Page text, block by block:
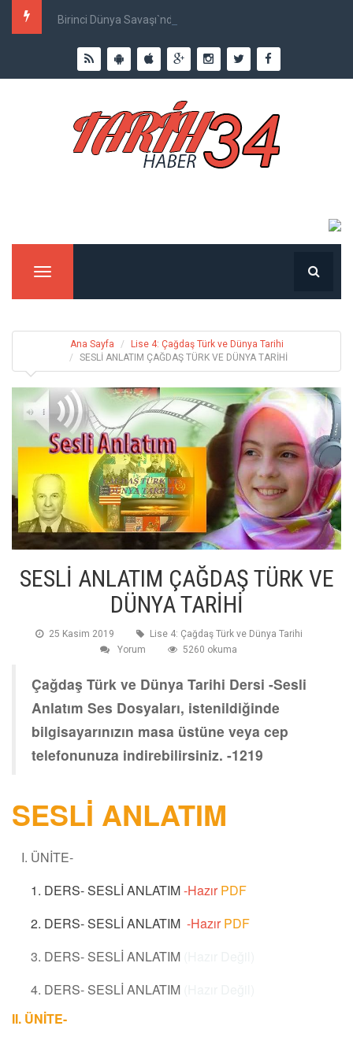
Birinci Dünya Savaşı`nda Ne Kadar İnsan Öldü?
Menu
Ana Sayfa
Lise 4: Çağdaş Türk ve Dünya Tarihi
SESLİ ANLATIM ÇAĞDAŞ TÜRK VE DÜNYA TARİHİ
SESLİ ANLATIM ÇAĞDAŞ TÜRK VE
DÜNYA TARİHİ
25 Kasim 2019
Lise 4: Çağdaş Türk ve Dünya Tarihi
Yorum
5260 okuma
Çağdaş Türk ve Dünya Tarihi Dersi -Sesli
Anlatım Ses Dosyaları, istenildiğinde
bilgisayarınızın masa üstüne veya cep
telefonunuza indirebilirsiniz. -1219
SESLİ ANLATIM
I. ÜNİTE-
1. DERS- SESLİ ANLATIM-HazırPDF
2. DERS- SESLİ ANLATIM -Hazır PDF
3. DERS- SESLİ ANLATIM
4. DERS- SESLİ ANLATIM
II. ÜNİTE-